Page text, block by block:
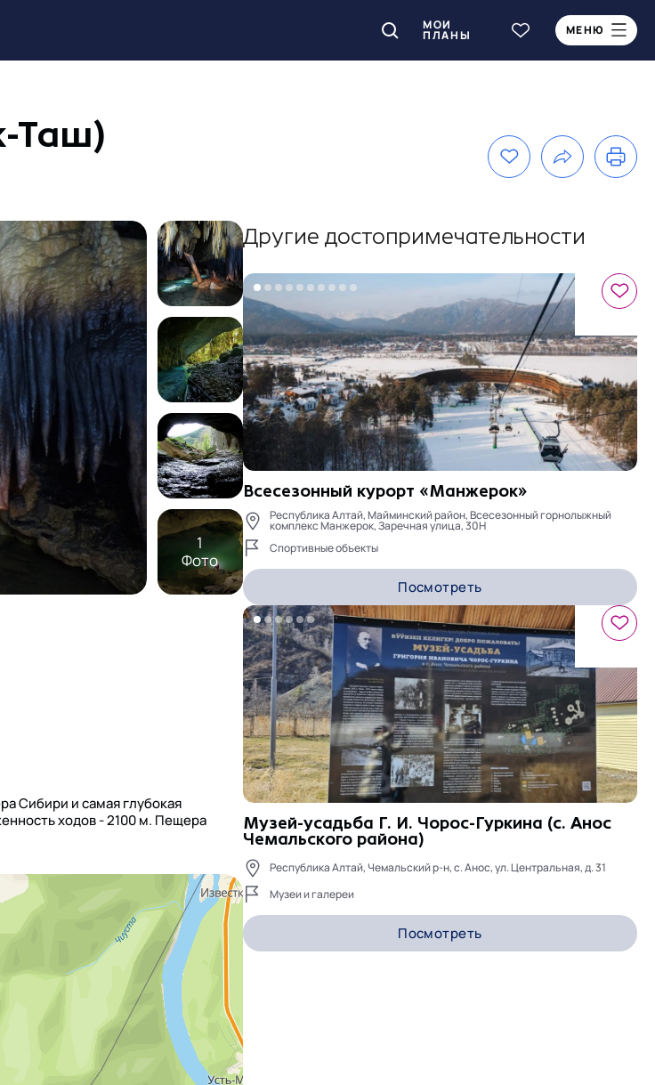
МОИ
ПЛАНЫ МЕНЮ
Таш)
1
Фото
Сибири и самая глубокая
ходов - 2100 м. Пещера
Другие достопримечательности
Всесезонный курорт «Манжерок»
Республика Алтай, Майминский район, Всесезонный горнолыжный
комплекс Манжерок, Заречная улица, 30Н
Спортивные объекты
Посмотреть
Музей-усадьба Г. И. Чорос-Гуркина (с. Анос
Чемальского района)
Республика Алтай, Чемальский р-н, с. Анос, ул. Центральная, д. 31
Музеи и галереи
Посмотреть